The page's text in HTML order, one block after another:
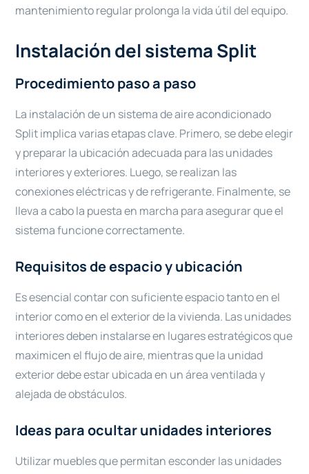
mantenimiento regular prolonga la vida útil del equipo.
Instalación del sistema Split
Procedimiento paso a paso
La instalación de un sistema de aire acondicionado
Split implica varias etapas clave. Primero, se debe elegir
y preparar la ubicación adecuada para las unidades
interiores y exteriores. Luego, se realizan las
conexiones eléctricas y de refrigerante. Finalmente, se
lleva a cabo la puesta en marcha para asegurar que el
sistema funcione correctamente.
Requisitos de espacio y ubicación
Es esencial contar con suficiente espacio tanto en el
interior como en el exterior de la vivienda. Las unidades
interiores deben instalarse en lugares estratégicos que
maximicen el flujo de aire, mientras que la unidad
exterior debe estar ubicada en un área ventilada y
alejada de obstáculos.
Ideas para ocultar unidades interiores
Utilizar muebles que permitan esconder las unidades